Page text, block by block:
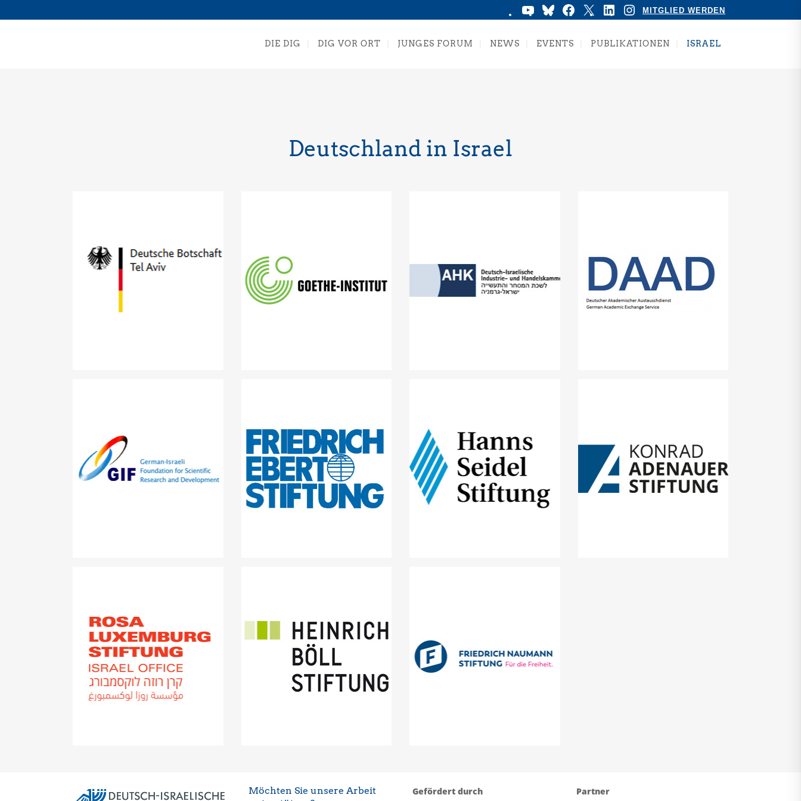
YouTubeBlueskyFacebook LinkedInInstagram
MITGLIED WERDEN
DIE DIG DIG VOR ORT JUNGES FORUM NEWS EVENTS PUBLIKATIONEN ISRAEL
Deutschland in Israel
Goethe Institut
AHK Deutsch-Israelische
Industrie- und
Handelskammer
Deutscher Akademischer
Austauschdienst
German-Israeli Foundation
for Scientific Research and
Development
Friedrich-Ebert-Stiftung Hanns-Seidel-Stiftung
Konrad-Adenauer-Stiftung
Rosa-Luxemburg-Stiftung
Heinrich-Böll-Stiftung Friedrich-Naumann-Stiftung
Möchten Sie unsere Arbeit
Gefördert durch Partner